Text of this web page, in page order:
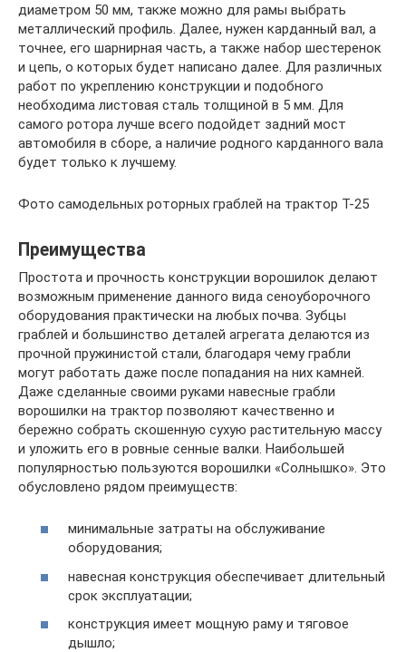
диаметром 50 мм, также можно для рамы выбрать
металлический профиль. Далее, нужен карданный вал, а
точнее, его шарнирная часть, а также набор шестеренок
и цепь, о которых будет написано далее. Для различных
работ по укреплению конструкции и подобного
необходима листовая сталь толщиной в 5 мм. Для
самого ротора лучше всего подойдет задний мост
автомобиля в сборе, а наличие родного карданного вала
будет только к лучшему.
Фото самодельных роторных граблей на трактор Т-25
Преимущества
Простота и прочность конструкции ворошилок делают
возможным применение данного вида сеноуборочного
оборудования практически на любых почва. Зубцы
граблей и большинство деталей агрегата делаются из
прочной пружинистой стали, благодаря чему грабли
могут работать даже после попадания на них камней.
Даже сделанные своими руками навесные грабли
ворошилки на трактор позволяют качественно и
бережно собрать скошенную сухую растительную массу
и уложить его в ровные сенные валки. Наибольшей
популярностью пользуются ворошилки «Солнышко». Это
обусловлено рядом преимуществ:
минимальные затраты на обслуживание
оборудования;
навесная конструкция обеспечивает длительный
срок эксплуатации;
конструкция имеет мощную раму и тяговое
дышло;